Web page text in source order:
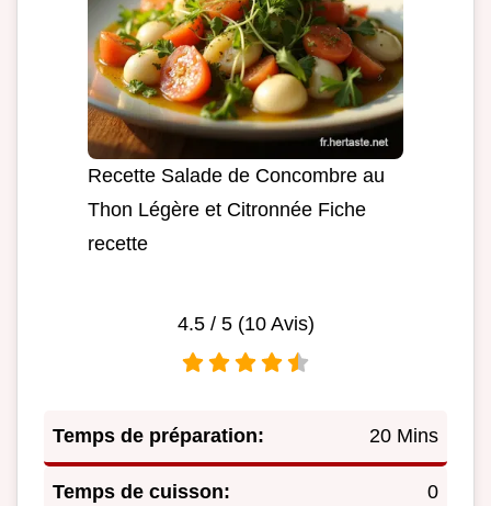
Recette Salade de Concombre au
Thon Légère et Citronnée Fiche
recette
4.5/ 5 (10Avis)
Temps de préparation: 20 Mins
Temps de cuisson: 0